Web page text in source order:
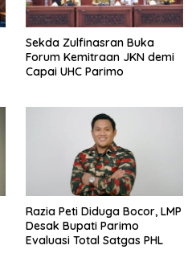
Sekda Zulfinasran Buka
Forum Kemitraan JKN demi
Capai UHC Parimo
Razia Peti Diduga Bocor, LMP
Desak Bupati Parimo
Evaluasi Total Satgas PHL